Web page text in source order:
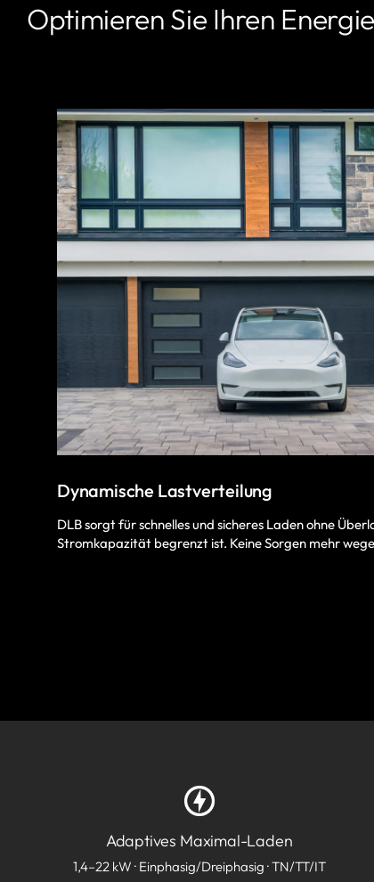
Optimieren Sie Ihren
Dynamische Lastverteilung
DLB sorgt für schnelles und sicheres Laden ohne
Stromkapazität begrenzt ist. Keine Sorgen mehr
Adaptives Maximal-Laden
1,4–22 kW · Einphasig/Dreiphasig · TN/TT/IT